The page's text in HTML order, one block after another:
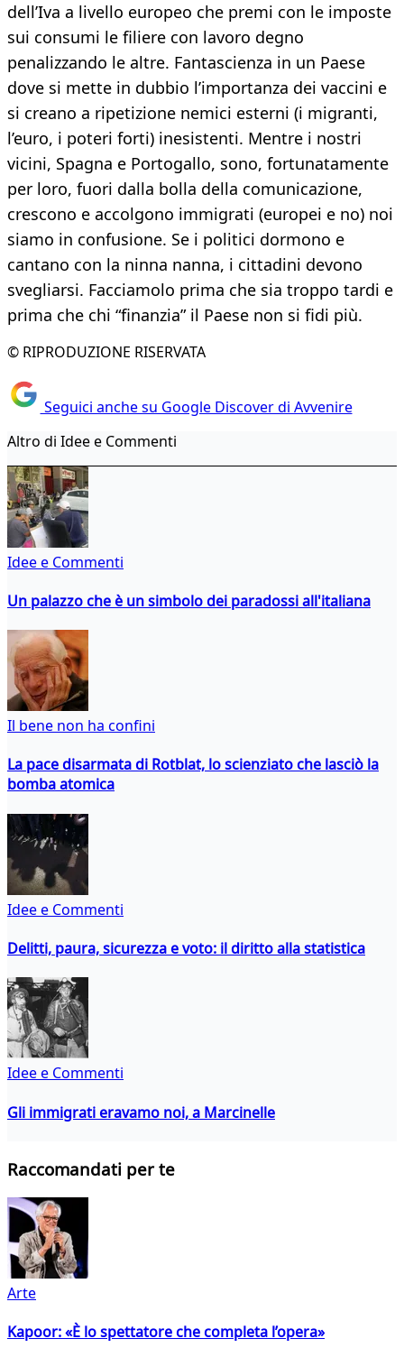
dell’Iva a livello europeo che premi con le imposte
sui consumi le filiere con lavoro degno
penalizzando le altre. Fantascienza in un Paese
dove si mette in dubbio l’importanza dei vaccini e
si creano a ripetizione nemici esterni (i migranti,
l’euro, i poteri forti) inesistenti. Mentre i nostri
vicini, Spagna e Portogallo, sono, fortunatamente
per loro, fuori dalla bolla della comunicazione,
crescono e accolgono immigrati (europei e no) noi
siamo in confusione. Se i politici dormono e
cantano con la ninna nanna, i cittadini devono
svegliarsi. Facciamolo prima che sia troppo tardi e
prima che chi “finanzia” il Paese non si fidi più.
© RIPRODUZIONE RISERVATA
Seguici anche su Google Discover di Avvenire
Altro di Idee e Commenti
Idee e Commenti
Un palazzo che è un simbolo dei paradossi all'italiana
Il bene non ha confini
La pace disarmata di Rotblat, lo scienziato che lasciò la
bomba atomica
Idee e Commenti
Delitti, paura, sicurezza e voto: il diritto alla statistica
Idee e Commenti
Gli immigrati eravamo noi, a Marcinelle
Raccomandati per te
Arte
Kapoor: «È lo spettatore che completa l’opera»